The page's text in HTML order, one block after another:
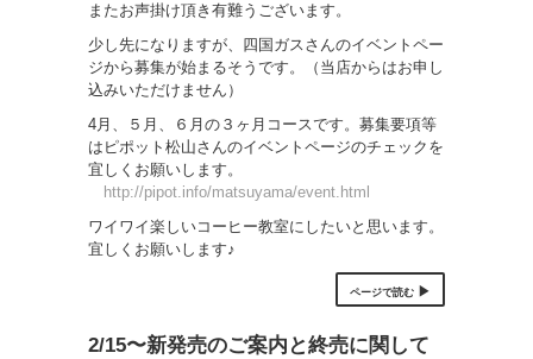
またお声掛け頂き有難うございます。
少し先になりますが、四国ガスさんのイベントペー
ジから募集が始まるそうです。（当店からはお申し
込みいただけません）
4月、５月、６月の３ヶ月コースです。募集要項等
はピポット松山さんのイベントページのチェックを
宜しくお願いします。
http://pipot.info/matsuyama/event.html
ワイワイ楽しいコーヒー教室にしたいと思います。
宜しくお願いします♪
ページで読む
2/15〜新発売のご案内と終売に関して